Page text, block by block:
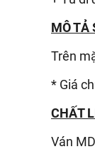
MÔ TẢ
Trên
* Giá
CHẤT
Ván